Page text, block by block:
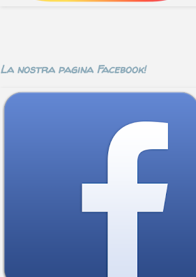
La nostra pagina Facebook!